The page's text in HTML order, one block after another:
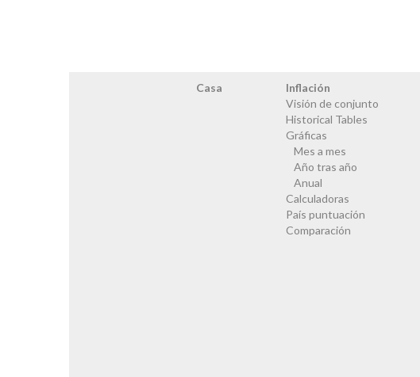
Casa
Inflación
Visión de conjunto
Historical Tables
Gráficas
Mes a mes
Año tras año
Anual
Calculadoras
País puntuación
Comparación